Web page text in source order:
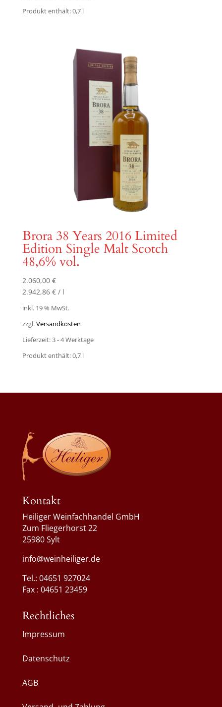
Produkt enthält: 0,7 l
Brora 38 Years 2016 Limited
Edition Single Malt Scotch
48,6% vol.
2.060,00 €
2.942,86 €/ l
inkl. 19 % MwSt.
zzgl.Versandkosten
Lieferzeit:3 - 4 Werktage
Produkt enthält: 0,7 l
Kontakt
Heiliger Weinfachhandel GmbH
Zum Fliegerhorst 22
25980 Sylt
info@weinheiliger.de
Tel.: 04651 927024
Fax : 04651 23459
Rechtliches
Impressum
Datenschutz
AGB